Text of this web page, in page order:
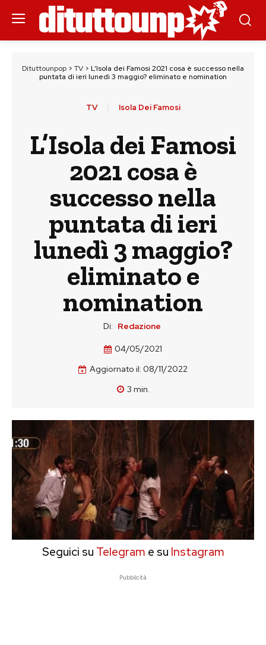
Dituttounpop > TV > L’Isola dei Famosi 2021 cosa è successo nella
puntata di ieri lunedì 3 maggio? eliminato e nomination
TV Isola Dei Famosi
L’Isola dei Famosi
2021 cosa è
successo nella
puntata di ieri
lunedì 3 maggio?
eliminato e
nomination
Di: Redazione
04/05/2021
Aggiornato il: 08/11/2022
3 min.
Seguici su Telegram e su Instagram
Pubblicità